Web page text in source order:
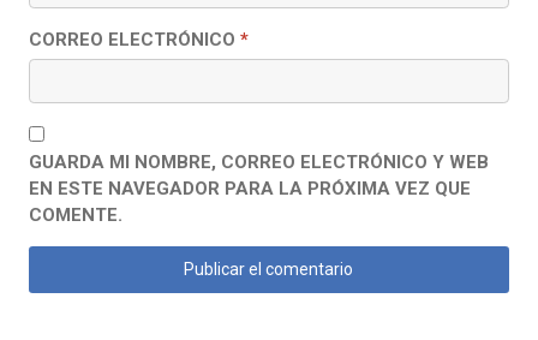
CORREO ELECTRÓNICO *
GUARDA MI NOMBRE, CORREO ELECTRÓNICO Y WEB
EN ESTE NAVEGADOR PARA LA PRÓXIMA VEZ QUE
COMENTE.